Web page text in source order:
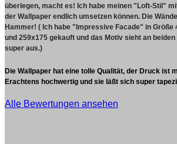
überlegen, macht es! Ich habe meinen "Loft-Stil"
der Wallpaper endlich umsetzen können. Die
Hammer! ( Ich habe "Impressive Facade" in Größe
und 259x175 gekauft und das Motiv sieht an beiden
super aus.)
Die Wallpaper hat eine tolle Qualität, der Druck ist
Erachtens hochwertig und sie läßt sich super
Alle Bewertungen ansehen